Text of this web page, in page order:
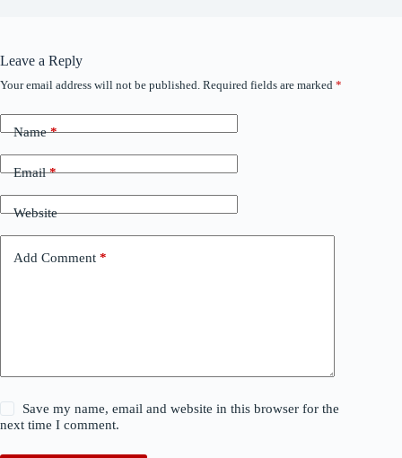
Leave a Reply
Your email address will not be published. Required fields are marked *
Name*
Email*
Website
Add Comment *
Save my name, email and website in this browser for the
next time I comment.